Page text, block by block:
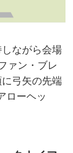
ながら会場
ァン・ブレ
弓矢の先端
ローヘッ